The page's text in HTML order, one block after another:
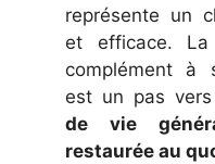
représente un
et efficace. La
complément à
est un pas vers
de vie
restaurée au